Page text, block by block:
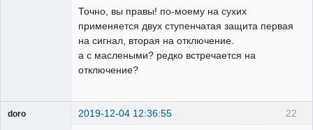
Точно, вы правы! по-моему на сухих
применяется двух ступенчатая защита первая
на сигнал, вторая на отключение.
а с маслеными? редко встречается на
отключение?
22
doro 2019-12-04 12:36:55